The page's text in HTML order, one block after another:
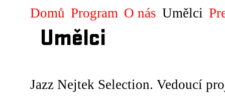
Domů Program O nás Umělci
Umělci
Jazz Nejtek Selection. Vedoucí